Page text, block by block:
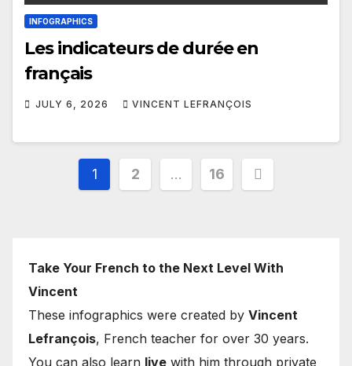
INFOGRAPHICS
Les indicateurs de durée en
français
JULY 6, 2026 VINCENT LEFRANÇOIS
Posts
1 2 … 16
Take Your French to the Next Level With
Vincent
These infographics were created by Vincent
Lefrançois, French teacher for over 30 years.
You can also learn live with him through private